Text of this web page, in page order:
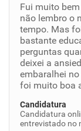
Fui muito
não lembro o
tempo. Mas
bastante
perguntas
deixei a
embaralhei
foi muito boa
Candidatura
Candidatura
entrevistado no